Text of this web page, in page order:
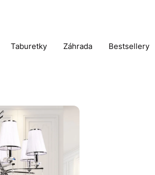
Taburetky Záhrada Bestsellery